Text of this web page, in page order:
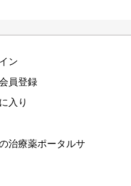
ン
員登録
入り
治療薬ポータルサ